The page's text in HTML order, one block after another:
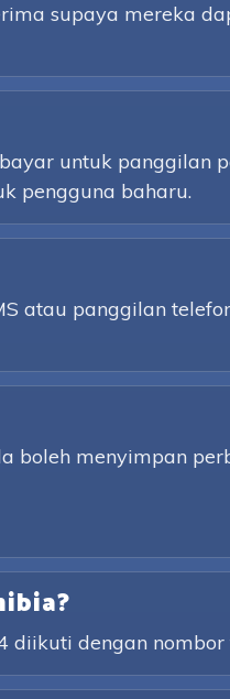
supaya mereka
untuk panggilan
pengguna baharu.
atau panggilan
boleh menyimpan
dengan